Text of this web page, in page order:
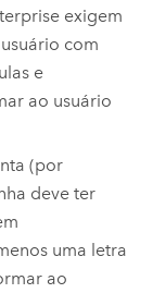
exigem
com
e
ao usuário
(por
deve ter
uma letra
ao